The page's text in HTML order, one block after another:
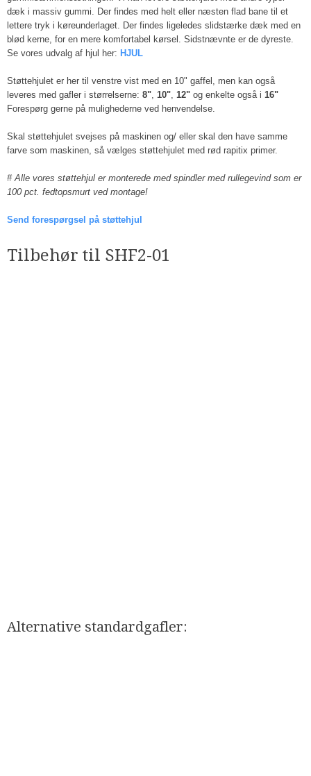
dæk i massiv gummi. Der findes med helt eller næsten flad bane til et
lettere tryk i køreunderlaget. Der findes ligeledes slidstærke dæk med en
blød kerne, for en mere komfortabel kørsel. Sidstnævnte er de dyreste.
Se vores udvalg af hjul her: HJUL
Støttehjulet er her til venstre vist med en 10" gaffel, men kan også
leveres med gafler i størrelserne: 8", 10", 12"og enkelte også i 16"
Forespørg gerne på mulighederne ved henvendelse.
Skal støttehjulet svejses på maskinen og/ eller skal den have samme
farve som maskinen, så vælges støttehjulet med rød rapitix primer.
# Alle vores støttehjul er monterede med spindler med rullegevind som er
100 pct. fedtopsmurt ved montage!
Send forespørgsel på støttehjul
Tilbehør til SHF2-01​
​Alternative standardgafler: